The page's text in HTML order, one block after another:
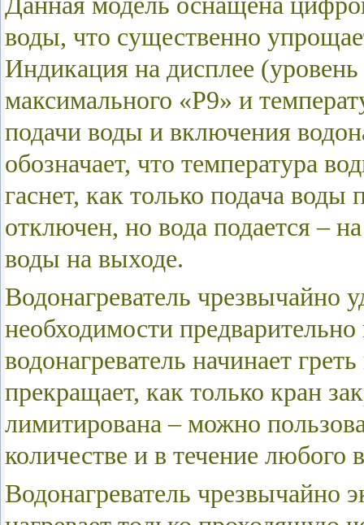
воды, что существенно
Индикация на дисплее
максимального «Р9» и
подачи воды и включения
обозначает, что температура
гаснет, как только подача воды
отключен, но вода подается –
воды на выходе.
Водонагреватель чрезвычайно
необходимости
водонагреватель начинает
прекращает, как только кран
лимитирована – можно
количестве и в течение любого
Водонагреватель